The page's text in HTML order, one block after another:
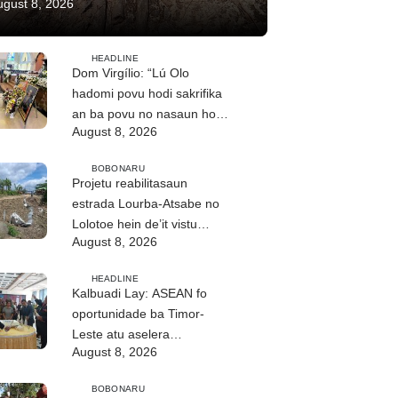
8, 2026
HEADLINE
Dom Virgílio: “Lú Olo
hadomi povu hodi sakrifika
an ba povu no nasaun ho
fuan”
August 8, 2026
BOBONARU
Projetu reabilitasaun
estrada Lourba-Atsabe no
Lolotoe hein de’it vistu
tribunál
August 8, 2026
HEADLINE
Kalbuadi Lay: ASEAN fo
oportunidade ba Timor-
Leste atu aselera
transformasaun ekonómika
August 8, 2026
BOBONARU